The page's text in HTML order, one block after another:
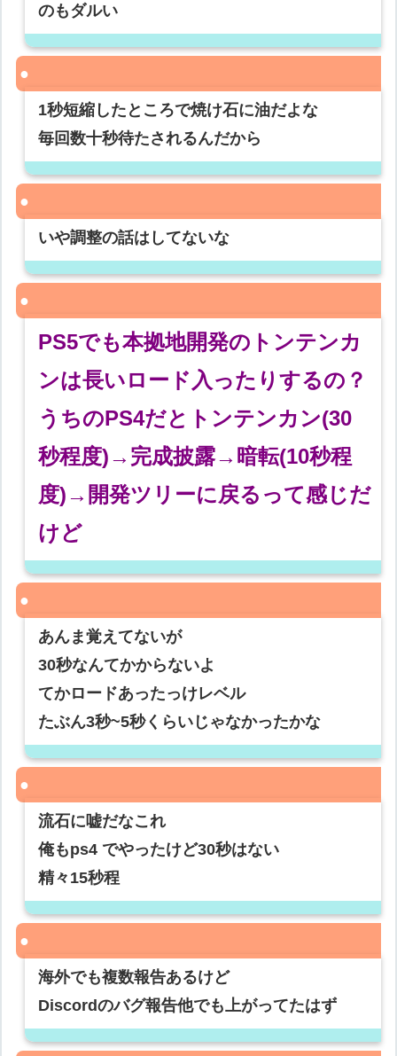
のもダルい
1秒短縮したところで焼け石に油だよな
毎回数十秒待たされるんだから
いや調整の話はしてないな
PS5でも本拠地開発のトンテンカ
ンは長いロード入ったりするの？
うちのPS4だとトンテンカン(30
秒程度)→完成披露→暗転(10秒程
度)→開発ツリーに戻るって感じだ
けど
あんま覚えてないが
30秒なんてかからないよ
てかロードあったっけレベル
たぶん3秒~5秒くらいじゃなかったかな
流石に嘘だなこれ
俺もps4 でやったけど30秒はない
精々15秒程
海外でも複数報告あるけど
Discordのバグ報告他でも上がってたはず